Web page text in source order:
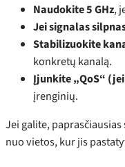
Naudokite 5 GHz,
Jei signalas
Stabilizuokite
konkretų kanalą.
Įjunkite „QoS“
įrenginių.
Jei galite,
nuo vietos, kur jis